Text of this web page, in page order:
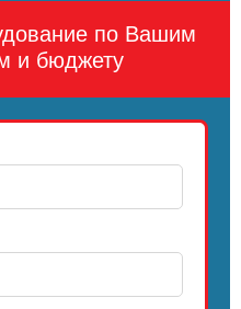
по Вашим
и бюджету